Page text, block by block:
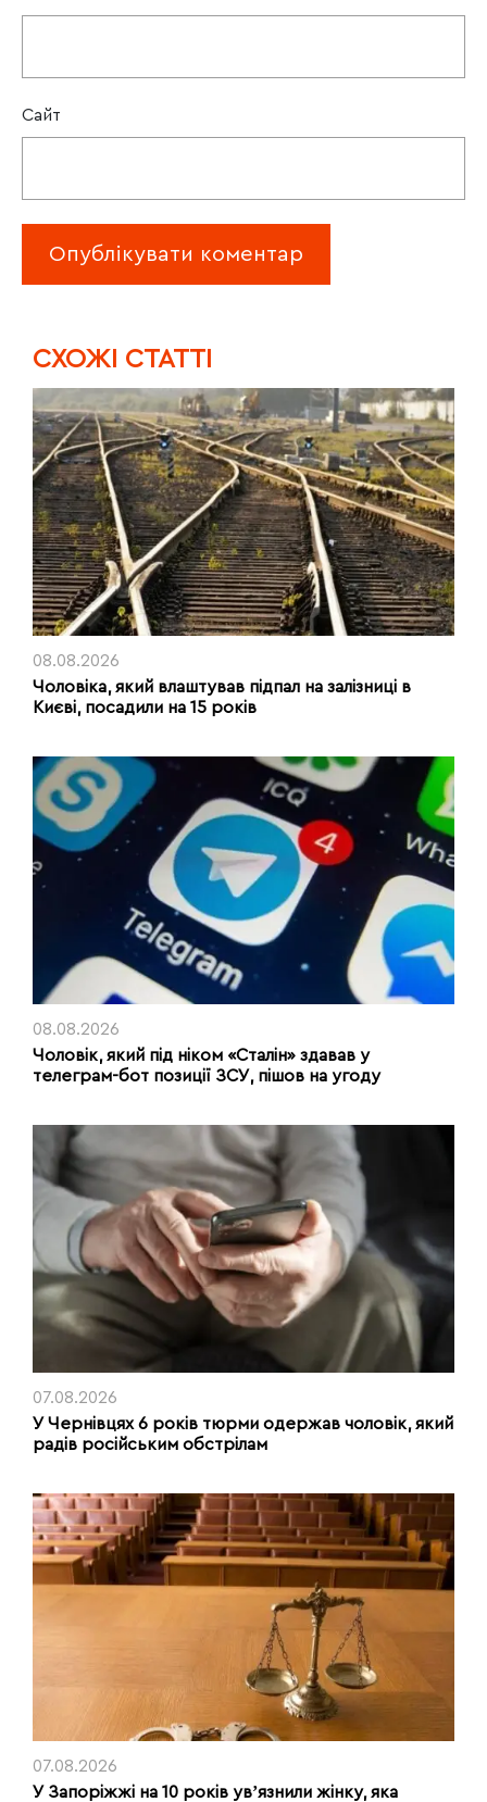
Сайт
CХОЖІ СТАТТІ
08.08.2026
Чоловіка, який влаштував підпал на залізниці в
Києві, посадили на 15 років
08.08.2026
Чоловік, який під ніком «Сталін» здавав у
телеграм-бот позиції ЗСУ, пішов на угоду
07.08.2026
У Чернівцях 6 років тюрми одержав чоловік, який
радів російським обстрілам
07.08.2026
У Запоріжжі на 10 років увʼязнили жінку, яка